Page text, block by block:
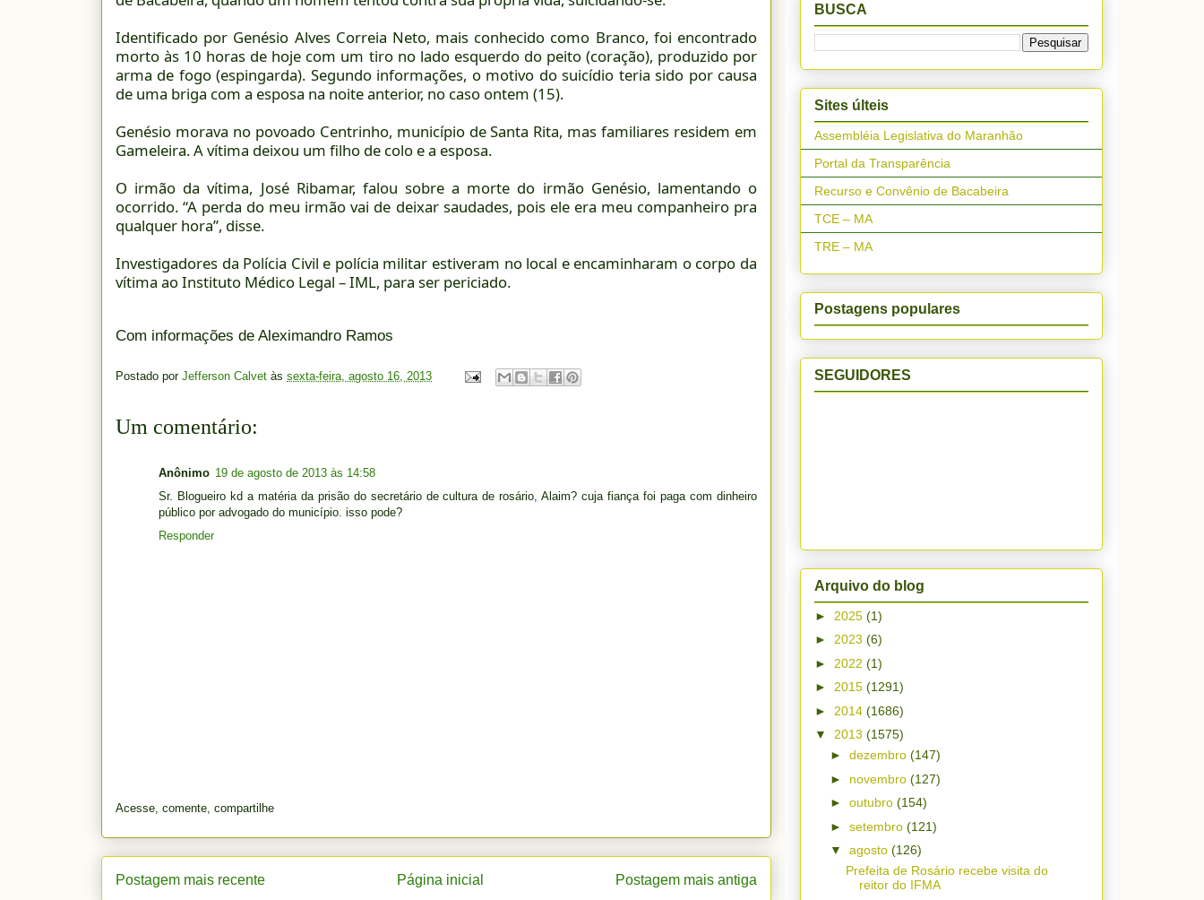
Identificado por Genésio Alves Correia Neto, mais conhecido como Branco, foi encontrado
morto às 10 horas de hoje com um tiro no lado esquerdo do peito (coração), produzido por
arma de fogo (espingarda). Segundo informações, o motivo do suicídio teria sido por causa
de uma briga com a esposa na noite anterior, no caso ontem (15).
Genésio morava no povoado Centrinho, município de Santa Rita, mas familiares residem em
Gameleira. A vítima deixou um filho de colo e a esposa.
O irmão da vítima, José Ribamar, falou sobre a morte do irmão Genésio, lamentando o
ocorrido. “A perda do meu irmão vai de deixar saudades, pois ele era meu companheiro pra
qualquer hora”, disse.
Investigadores da Polícia Civil e polícia militar estiveram no local e encaminharam o corpo da
vítima ao Instituto Médico Legal – IML, para ser periciado.
Com informações de Aleximandro Ramos
Postado por Jefferson Calvet às sexta-feira, agosto 16, 2013
Um comentário:
Anônimo 19 de agosto de 2013 às 14:58
Sr. Blogueiro kd a matéria da prisão do secretário de cultura de rosário, Alaim? cuja fiança foi paga com dinheiro
público por advogado do município. isso pode?
Responder
Acesse, comente, compartilhe
Postagem mais recente Postagem mais antiga
Página inicial
BUSCA
Sites últeis
Assembléia Legislativa do Maranhão
Portal da Transparência
Recurso e Convênio de Bacabeira
TCE – MA
TRE – MA
Postagens populares
SEGUIDORES
Arquivo do blog
► 2025 (1)
► 2023 (6)
► 2022 (1)
► 2015 (1291)
► 2014 (1686)
▼ 2013 (1575)
► dezembro (147)
► novembro (127)
► outubro (154)
► setembro (121)
▼ agosto (126)
Prefeita de Rosário recebe visita do
reitor do IFMA